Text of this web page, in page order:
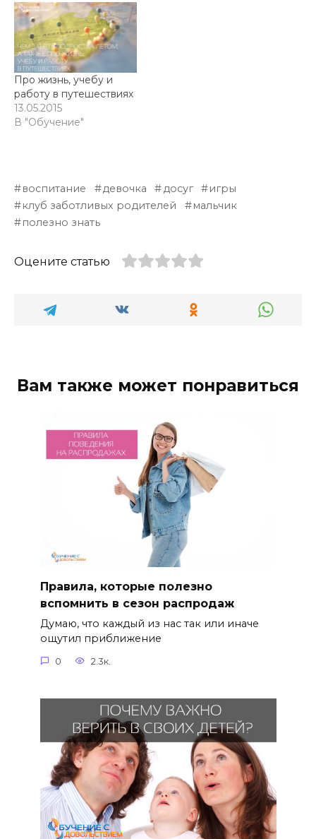
Про жизнь, учебу и
работу в путешествиях
13.05.2015
В "Обучение"
воспитание девочка досуг
игры
клуб заботливых родителей
мальчик
полезно знать
Оцените статью
Вам также может понравиться
Правила, которые полезно
вспомнить в сезон распродаж
Думаю, что каждый из нас так или иначе
ощутил приближение
0 2.3к.